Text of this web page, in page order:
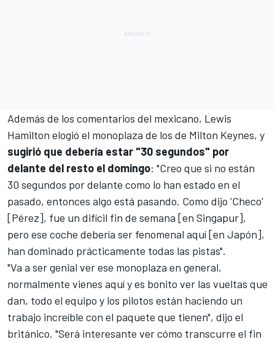
Además de los comentarios del mexicano, Lewis
Hamilton elogió el monoplaza de los de Milton Keynes, y
sugirió que debería estar "30 segundos" por
delante del resto el domingo: "Creo que si no están
30 segundos por delante como lo han estado en el
pasado, entonces algo está pasando. Como dijo 'Checo'
[Pérez], fue un difícil fin de semana [en Singapur],
pero ese coche debería ser fenomenal aquí [en Japón],
han dominado prácticamente todas las pistas".
"Va a ser genial ver ese monoplaza en general,
normalmente vienes aquí y es bonito ver las vueltas que
dan, todo el equipo y los pilotos están haciendo un
trabajo increíble con el paquete que tienen", dijo el
británico. "Será interesante ver cómo transcurre el fin